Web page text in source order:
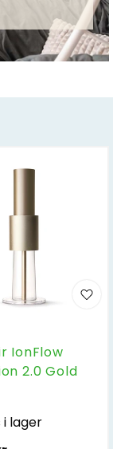
IonFlow
2.0 Gold
i lager